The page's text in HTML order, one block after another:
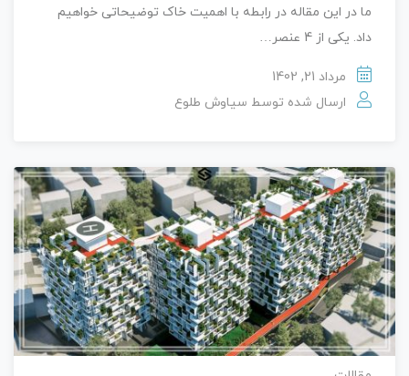
ما در این مقاله در رابطه با اهمیت خاک توضیحاتی خواهیم
داد. یکی از 4 عنصر…
مرداد 21, 1402
ارسال شده توسط سیاوش طلوع